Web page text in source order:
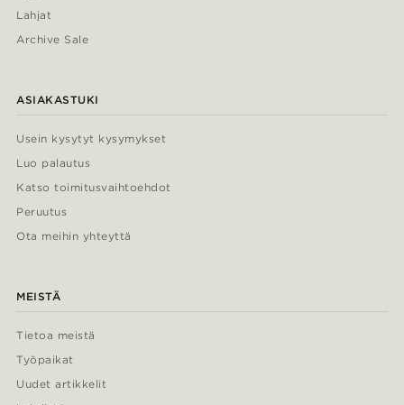
Lahjat
Archive Sale
ASIAKASTUKI
Usein kysytyt kysymykset
Luo palautus
Katso toimitusvaihtoehdot
Peruutus
Ota meihin yhteyttä
MEISTÄ
Tietoa meistä
Työpaikat
Uudet artikkelit